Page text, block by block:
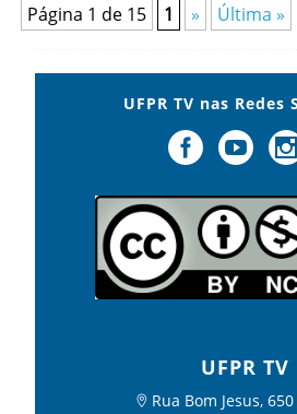
Página 1 de 15 1 » Última »
UFPR TV nas Redes
UFPR TV
Rua Bom Jesus,